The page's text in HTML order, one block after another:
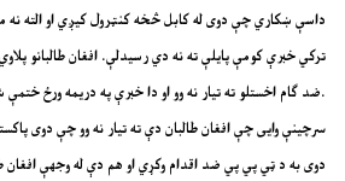
داسې ښکاري چې دوی له کابل څخه کنټرول کیږي او الته
ترکي خبرې کومې پایلې ته نه دي رسیدلې. افغان طالبانو
ضد ګام اخستلو ته تیار نه وو او دا خبرې په دریمه ورځ ختمې شوې.
سرچینې وایی چې افغان طالبان دې ته تیار نه وو چې دوی
دوی به د ټي پي پي ضد اقدام وکړي او هم دې له وجهې افغان